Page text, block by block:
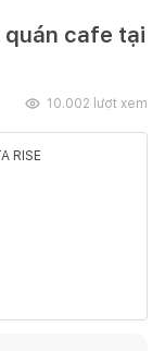
quán cafe tại
10.002 lượt xem
RISE